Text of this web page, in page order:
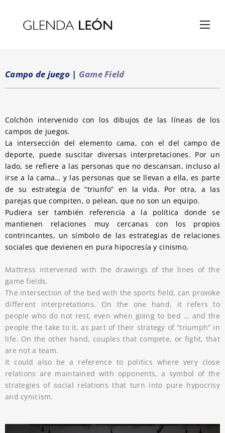
Campo de juego | Game Field
Colchón intervenido con los dibujos de las líneas de los
campos de juegos.
La intersección del elemento cama, con el del campo de
deporte, puede suscitar diversas interpretaciones. Por un
lado, se refiere a las personas que no descansan, incluso al
irse a la cama… y las personas que se llevan a ella, es parte
de su estrategia de “triunfo” en la vida. Por otra, a las
parejas que compiten, o pelean, que no son un equipo.
Pudiera ser también referencia a la política donde se
mantienen relaciones muy cercanas con los propios
contrincantes, un símbolo de las estrategias de relaciones
sociales que devienen en pura hipocresía y cinismo.
Mattress intervened with the drawings of the lines of the
game fields.
The intersection of the bed with the sports field, can provoke
different interpretations. On the one hand, it refers to
people who do not rest, even when going to bed … and the
people the take to it, as part of their strategy of “triumph” in
life. On the other hand, couples that compete, or fight, that
are not a team.
It could also be a reference to politics where very close
relations are maintained with opponents, a symbol of the
strategies of social relations that turn into pure hypocrisy
and cynicism.